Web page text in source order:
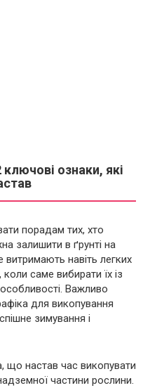
ознаки, які
порадам тих, хто
залишити в ґрунті на
витримають навіть легких
саме вибирати їх із
Важливо
для викопування
зимування і
що настав час викопувати
частини рослини.